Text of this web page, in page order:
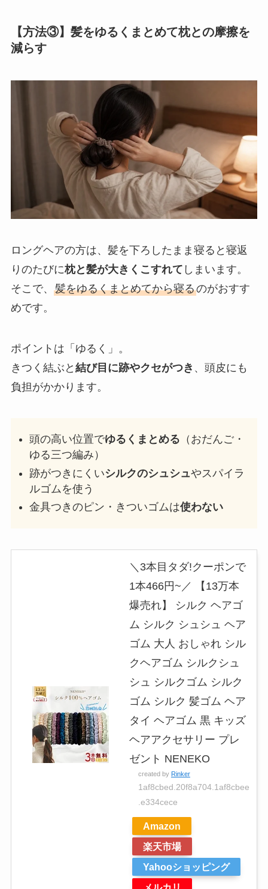
【方法③】髪をゆるくまとめて枕との摩擦を
減らす
ロングヘアの方は、髪を下ろしたまま寝ると寝返
りのたびに枕と髪が大きくこすれて しまいます。
そこで、 髪をゆるくまとめてから寝るのがおすす
めです。
ポイントは「ゆるく」。
きつく結ぶと 結び目に跡やクセがつき 、頭皮にも
負担がかかります。
頭の高い位置でゆるくまとめる （おだんご・
ゆる三つ編み）
跡がつきにくいシルクのシュシュやスパイラ
ルゴムを使う
金具つきのピン・きついゴムは使わない
＼3本目タダ!クーポンで
1本466円~／ 【13万本
爆売れ】 シルク ヘアゴ
ム シルク シュシュ ヘア
ゴム 大人 おしゃれ シル
クヘアゴム シルクシュ
シュ シルクゴム シルク
ゴム シルク 髪ゴム ヘア
タイ ヘアゴム 黒 キッズ
ヘアアクセサリー プレ
ゼント NENEKO
created by Rinker
1af8cbed.20f8a704.1af8cbee
.e334cece
Amazon
楽天市場
Yahooショッピング